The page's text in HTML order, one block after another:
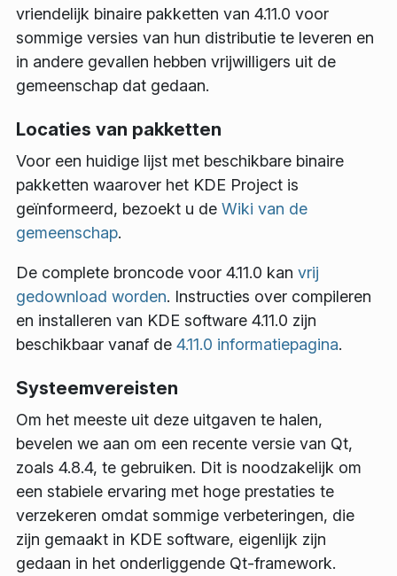
vriendelijk binaire pakketten van 4.11.0 voor
sommige versies van hun distributie te leveren en
in andere gevallen hebben vrijwilligers uit de
gemeenschap dat gedaan.
Locaties van pakketten
Voor een huidige lijst met beschikbare binaire
pakketten waarover het KDE Project is
geïnformeerd, bezoekt u de Wiki van de
gemeenschap.
De complete broncode voor 4.11.0 kan vrij
gedownload worden. Instructies over compileren
en installeren van KDE software 4.11.0 zijn
beschikbaar vanaf de 4.11.0 informatiepagina.
Systeemvereisten
Om het meeste uit deze uitgaven te halen,
bevelen we aan om een recente versie van Qt,
zoals 4.8.4, te gebruiken. Dit is noodzakelijk om
een stabiele ervaring met hoge prestaties te
verzekeren omdat sommige verbeteringen, die
zijn gemaakt in KDE software, eigenlijk zijn
gedaan in het onderliggende Qt-framework.